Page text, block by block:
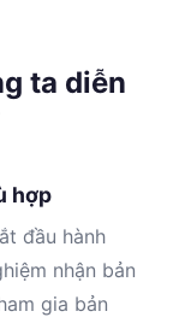
ta diễn
hợp
đầu hành
nhận bản
gia bản